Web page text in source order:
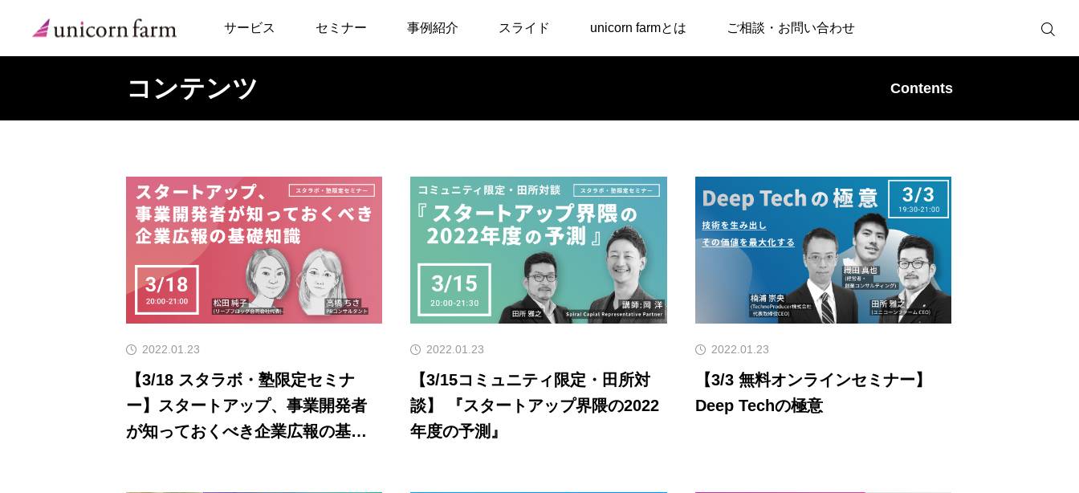
サービス セミナー 事例紹介 スライド unicorn farmとは ご相談・お問い合わせ
事例トップ
スタートアップPMF支援
新規事業コンサルティング
コンテンツ Contents
2022.01.23
【3/18 スタラボ・塾限定セミナ
ー】スタートアップ、事業開発者
が知っておくべき企業広報の基礎
2022.01.23
【3/15コミュニティ限定・田所対
談】 『スタートアップ界隈の2022
年度の予測』
2022.01.23
【3/3 無料オンラインセミナー】
Deep Techの極意